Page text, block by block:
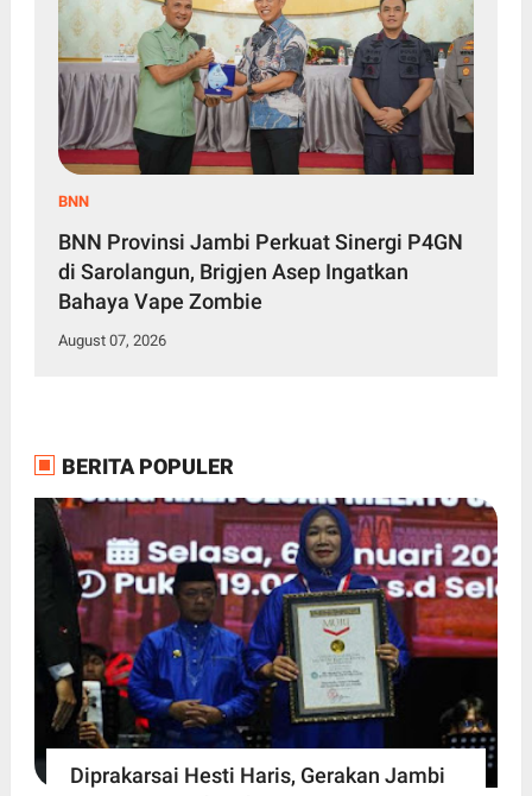
BNN
BNN Provinsi Jambi Perkuat Sinergi P4GN
di Sarolangun, Brigjen Asep Ingatkan
Bahaya Vape Zombie
August 07, 2026
BERITA POPULER
Diprakarsai Hesti Haris, Gerakan Jambi